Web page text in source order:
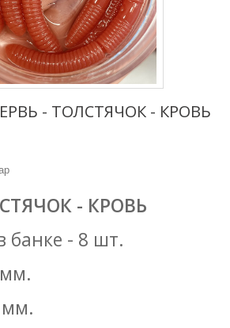
- ТОЛСТЯЧОК - КРОВЬ
- КРОВЬ
банке - 8 шт.